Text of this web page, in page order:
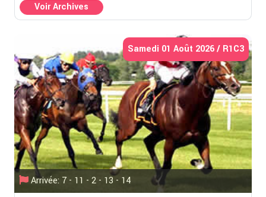
Voir Archives
Samedi 01 Août 2026 / R1C3
Arrivée: 7 - 11 - 2 - 13 - 14